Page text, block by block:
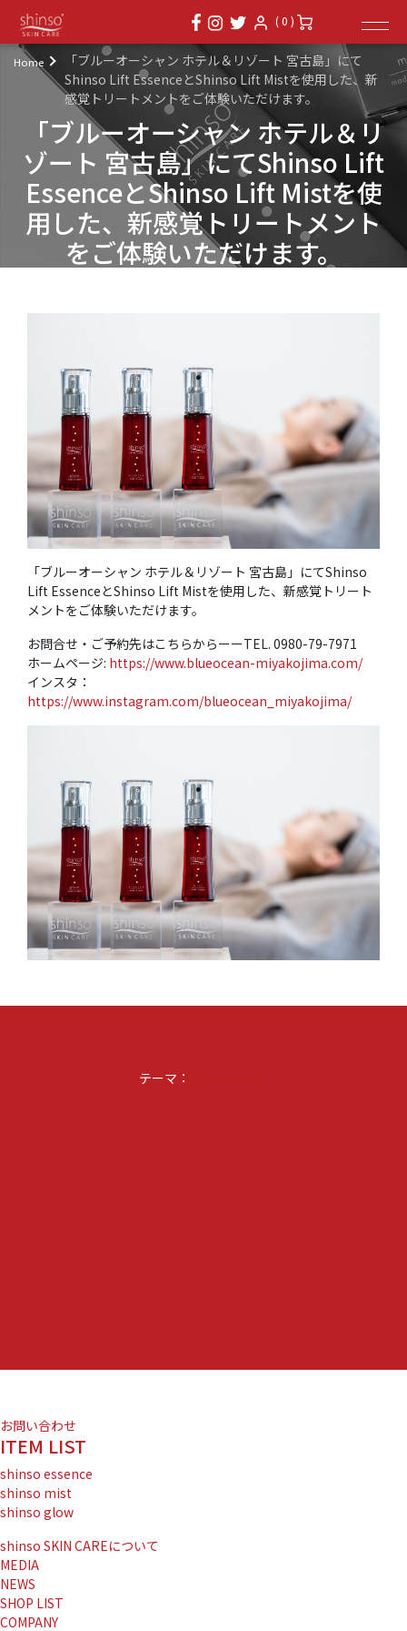
( 0 )
Home
「ブルーオーシャン ホテル＆リゾート 宮古島」にて
Shinso Lift EssenceとShinso Lift Mistを使用した、新
感覚トリートメントをご体験いただけます。
「ブルーオーシャン ホテル＆リ
ゾート 宮古島」にてShinso Lift
EssenceとShinso Lift Mistを使
用した、新感覚トリートメント
をご体験いただけます。
「ブルーオーシャン ホテル＆リゾート 宮古島」にてShinso
Lift EssenceとShinso Lift Mistを使用した、新感覚トリート
メントをご体験いただけます。
お問合せ・ご予約先はこちらからーーTEL. 0980-79-7971
ホームページ: https://www.blueocean-miyakojima.com/
インスタ：
https://www.instagram.com/blueocean_miyakojima/
テーマ：
お問い合わせ
ITEM LIST
shinso essence
shinso mist
shinso glow
shinso SKIN CAREについて
MEDIA
NEWS
SHOP LIST
COMPANY